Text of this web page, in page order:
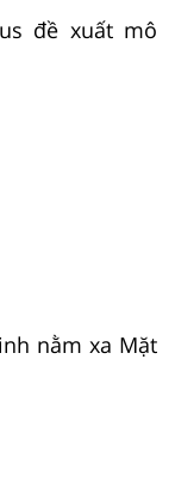
đề xuất mô
nằm xa Mặt